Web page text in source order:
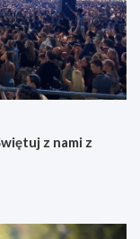
z nami z